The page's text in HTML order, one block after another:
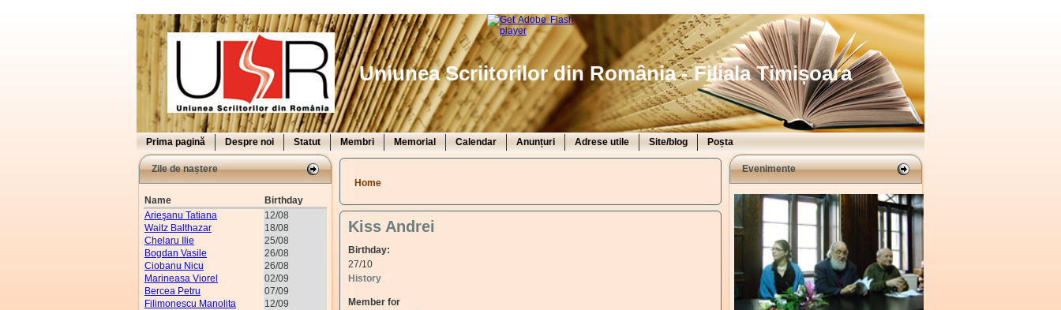
Uniunea Scriitorilor din România - Filiala Timișoara
Prima pagină Despre noi Statut Membri Memorial Calendar Anunțuri Adrese utile Site/blog Poșta
Zile de naștere
Name
Birthday
Arieşanu Tatiana
12/08
Waitz Balthazar
18/08
Chelaru Ilie
25/08
Bogdan Vasile
26/08
Ciobanu Nicu
26/08
Marineasa Viorel
02/09
Bercea Petru
07/09
Filimonescu Manolita
12/09
You are here
Home
Kiss Andrei
Birthday:
27/10
History
Member for
Evenimente